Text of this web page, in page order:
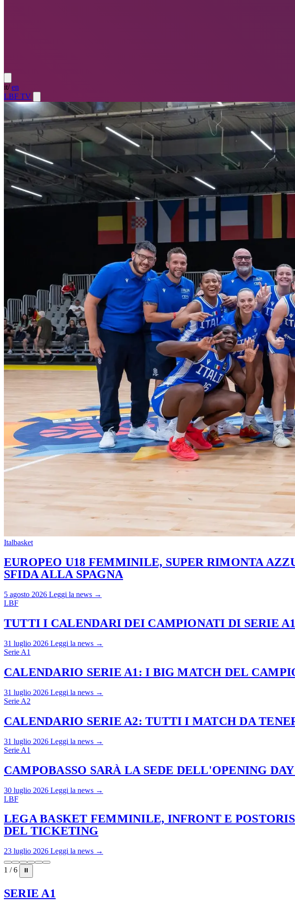
it/ en
LBF TV
Italbasket
EUROPEO U18 FEMMINILE, SUPER RIMONTA
SFIDA ALLA SPAGNA
5 agosto 2026 Leggi la news →
LBF
TUTTI I CALENDARI DEI CAMPIONATI DI SERIE
31 luglio 2026 Leggi la news →
Serie A1
CALENDARIO SERIE A1: I BIG MATCH DEL
31 luglio 2026 Leggi la news →
Serie A2
CALENDARIO SERIE A2: TUTTI I MATCH DA
31 luglio 2026 Leggi la news →
Serie A1
CAMPOBASSO SARÀ LA SEDE DELL'OPENING DAY
30 luglio 2026 Leggi la news →
LBF
LEGA BASKET FEMMINILE, INFRONT E
DEL TICKETING
23 luglio 2026 Leggi la news →
1 / 6 ⏸
SERIE A1